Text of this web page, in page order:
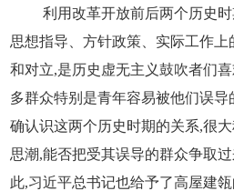
利用改革开放前后两个历史
思想指导、方针政策、实际工作
和对立,是历史虚无主义鼓吹者们
多群众特别是青年容易被他们误
确认识这两个历史时期的关系,很
思潮,能否把受其误导的群众争取
此,习近平总书记也给予了高屋建